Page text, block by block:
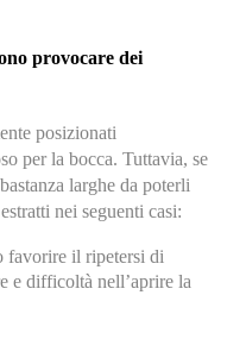
provocare dei
posizionati
per la bocca. Tuttavia, se
larghe da poterli
nei seguenti casi:
favorire il ripetersi di
e difficoltà nell’aprire la